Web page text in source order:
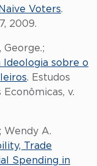
Voters.
2009.
George.;
Ideologia sobre o
. Estudos
v.
Wendy A.
Trade
Spending in